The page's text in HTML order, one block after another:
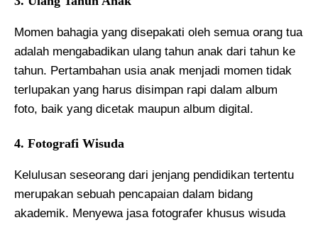
Momen bahagia yang disepakati oleh semua orang tua
adalah mengabadikan ulang tahun anak dari tahun ke
tahun. Pertambahan usia anak menjadi momen tidak
terlupakan yang harus disimpan rapi dalam album
foto, baik yang dicetak maupun album digital.
4. Fotografi Wisuda
Kelulusan seseorang dari jenjang pendidikan tertentu
merupakan sebuah pencapaian dalam bidang
akademik. Menyewa jasa fotografer khusus wisuda